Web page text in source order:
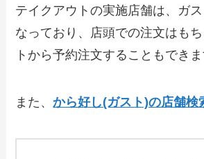
【2024年最新】魚魚
イクアウト（お持ち帰
覧！予約・注文方法や
も解説
【2024年最新】インデ
クアウト（お持ち帰り
テイクアウトの実施店舗は、ガ
なっており、店頭での注文はも
トから予約注文することもできま
また、から好し(ガスト)の店舗検